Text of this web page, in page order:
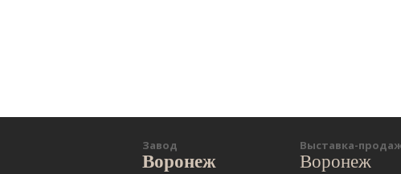
Завод
Воронеж
Выставка-
Воронеж